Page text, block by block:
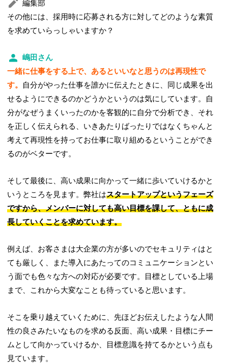
編集部
その他には、採用時に応募される方に対してどのような素質
を求めていらっしゃいますか？
嶋田さん
一緒に仕事をする上で、あるといいなと思うのは再現性で
す。
自分がやった仕事を誰かに伝えたときに、同じ成果を出
せるようにできるのかどうかというのは気にしています。自
分がなぜうまくいったのかを客観的に自分で分析でき、それ
を正しく伝えられる、いきあたりばったりではなくちゃんと
考えて再現性を持ってお仕事に取り組めるということができ
るのがベターです。
そして最後に、高い成果に向かって一緒に歩いていけるかと
いうところを見ます。弊社はスタートアップというフェーズ
ですから、メンバーに対しても高い目標を課して、ともに成
長していくことを求めています。
例えば、お客さまは大企業の方が多いのでセキュリティはと
ても厳しく、また導入にあたってのコミュニケーションとい
う面でも色々な方への対応が必要です。目標としている上場
まで、これから大変なことも待っていると思います。
そこを乗り越えていくために、先ほどお伝えしたような人間
性の良さみたいなものを求める反面、高い成果・目標にチー
ムとして向かっていけるか、目標意識を持てるかという点も
見ています。